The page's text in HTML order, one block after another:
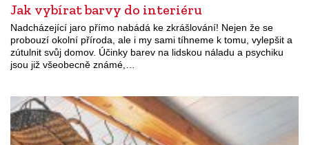
Jak vybírat barvy do interiéru
Nadcházející jaro přímo nabádá ke zkrášlování! Nejen že se
probouzí okolní příroda, ale i my sami tíhneme k tomu, vylepšit a
zútulnit svůj domov. Účinky barev na lidskou náladu a psychiku
jsou již všeobecně známé,…